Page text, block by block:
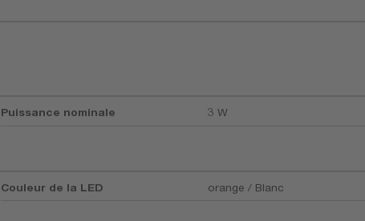
Puissance nominale 3 W
Couleur de la LED orange / Blanc